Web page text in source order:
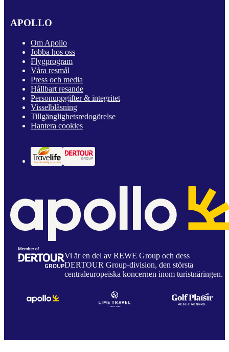
APOLLO
Om Apollo
Jobba hos oss
Flygprogram
Våra resmål
Press och media
Hållbart resande
Personuppgifter & integritet
Visselblåsning
Tillgänglighetsredogörelse
Hantera cookies
Vi är en del av REWE Group och dess
DERTOUR Group-division, den största
centraleuropeiska koncernen inom turistnäringen.